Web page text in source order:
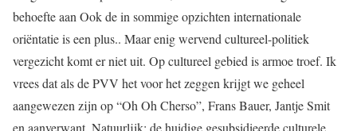
behoefte aan Ook de in sommige opzichten internationale
oriëntatie is een plus.. Maar enig wervend cultureel-politiek
vergezicht komt er niet uit. Op cultureel gebied is armoe troef. Ik
vrees dat als de PVV het voor het zeggen krijgt we geheel
aangewezen zijn op “Oh Oh Cherso”, Frans Bauer, Jantje Smit
en aanverwant. Natuurlijk: de huidige gesubsidieerde culturele